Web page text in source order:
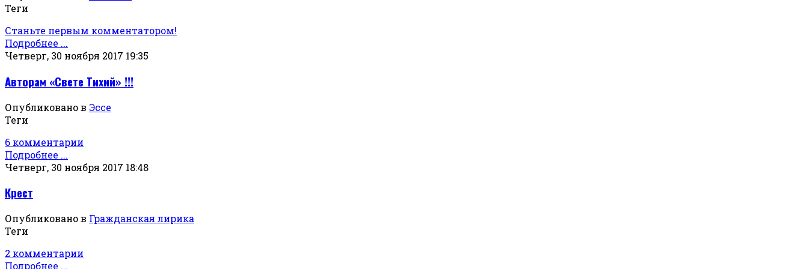
Теги
Станьте первым комментатором!
Подробнее ...
Четверг, 30 ноября 2017 19:35
Авторам «Свете Тихий» !!!
Опубликовано в Эссе
Теги
6 комментарии
Подробнее ...
Четверг, 30 ноября 2017 18:48
Крест
Опубликовано в Гражданская лирика
Теги
2 комментарии
Подробнее ...